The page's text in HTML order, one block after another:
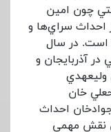
چون امين
احداث سراي‌ها و
است. در سال
در آذربايجان و
وليعهدي
خان
احداث
نقش مهمي